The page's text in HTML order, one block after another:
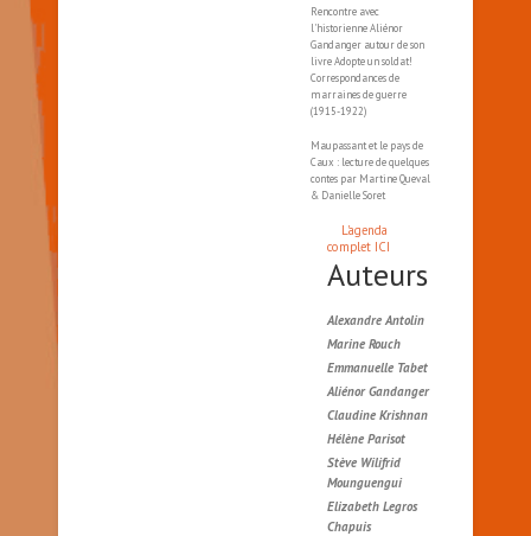
Rencontre avec
l'historienne Aliénor
Gandanger autour de son
livre Adopte un soldat!
Correspondances de
marraines de guerre
(1915-1922)
Maupassant et le pays de
Caux : lecture de quelques
contes par Martine Queval
& Danielle Soret
L'agenda
complet ICI
Auteurs
Alexandre Antolin
Marine Rouch
Emmanuelle Tabet
Aliénor Gandanger
Claudine Krishnan
Hélène Parisot
Stève Wilifrid
Mounguengui
Elizabeth Legros
Chapuis